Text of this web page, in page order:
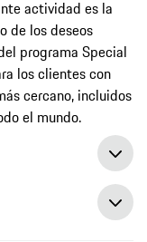
actividad es la
de los deseos
programa Special
los clientes con
cercano, incluidos
el mundo.